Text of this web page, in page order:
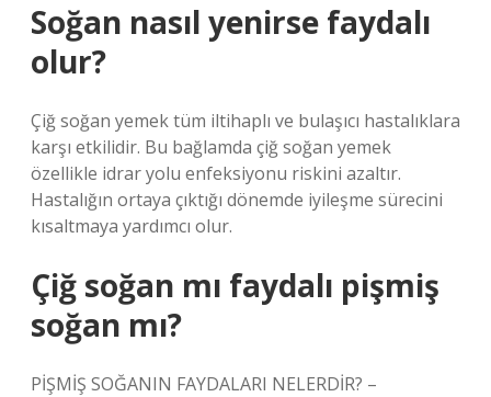
Soğan nasıl yenirse faydalı
olur?
Çiğ soğan yemek tüm iltihaplı ve bulaşıcı hastalıklara
karşı etkilidir. Bu bağlamda çiğ soğan yemek
özellikle idrar yolu enfeksiyonu riskini azaltır.
Hastalığın ortaya çıktığı dönemde iyileşme sürecini
kısaltmaya yardımcı olur.
Çiğ soğan mı faydalı pişmiş
soğan mı?
PİŞMİŞ SOĞANIN FAYDALARI NELERDİR? –